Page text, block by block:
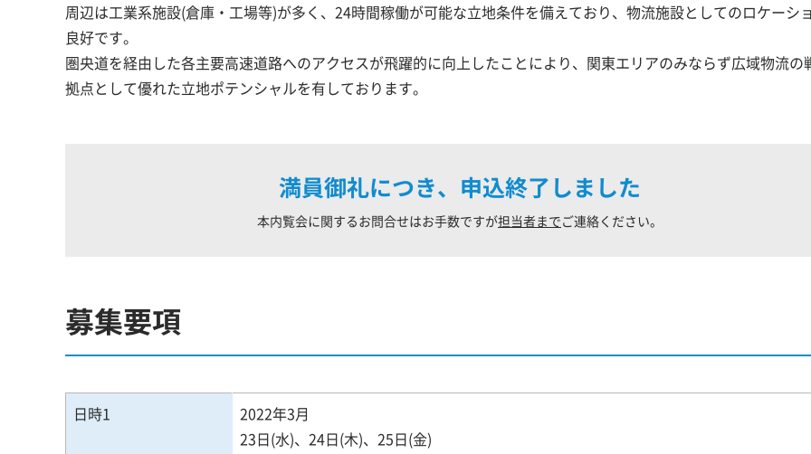
周辺は工業系施設(倉庫・工場等)が多く、24時間稼働が可能な立地条件を備えており、物流施設としてのロケーシ
良好です。
圏央道を経由した各主要高速道路へのアクセスが飛躍的に向上したことにより、関東エリアのみならず広域物流の
拠点として優れた立地ポテンシャルを有しております。
満員御礼につき、申込終了しました
本内覧会に関するお問合せはお手数ですが担当者までご連絡ください。
募集要項
日時1
2022年3月
23日(水)、24日(木)、25日(金)